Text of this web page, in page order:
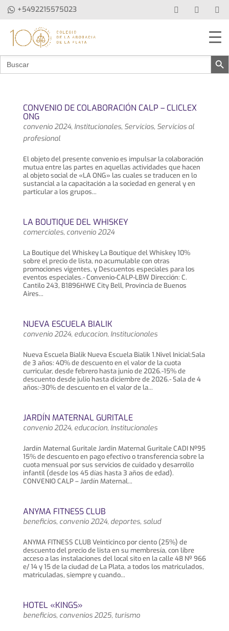
+5492215575023
Buscar: Botón de
CONVENIO DE COLABORACIÓN CALP – CLICLEX
ONG
convenio 2024, Institucionales, Servicios, Servicios al
profesional
El objeto del presente convenio es impulsar la colaboración
mutua entre las partes en aquellas actividades que hacen
al objeto social de «LA ONG» las cuales se traducen en lo
sustancial a la capacitación a la sociedad en general y en
particular a los grupos...
LA BOUTIQUE DEL WHISKEY
comerciales, convenio 2024
La Boutique del Whiskey La Boutique del Whiskey 10%
sobre el precio de lista, no acumulable con otras
promociones vigentes, y Descuentos especiales para los
eventos especiales.- Convenio-CALP-LBW Dirección: C.
Cantilo 243, B1896HWE City Bell, Provincia de Buenos
Aires...
NUEVA ESCUELA BIALIK
convenio 2024, educacion, Institucionales
Nueva Escuela Bialik Nueva Escuela Bialik 1.Nivel Inicial:Sala
de 3 años: 40% de descuento en el valor de la cuota
curricular, desde febrero hasta junio de 2026.-15% de
descuento desde julio hasta diciembre de 2026.- Sala de 4
años:-30% de descuento en el valor de la...
JARDÍN MATERNAL GURITALE
convenio 2024, educacion, Institucionales
Jardín Maternal Guritale Jardin Maternal Guritale CADI Nº95
15% de descuento en pago efectivo o transferencia sobre la
cuota mensual por sus servicios de cuidado y desarrollo
infantil (desde los 45 días hasta 3 años de edad).
CONVENIO CALP – Jardín Maternal...
ANYMA FITNESS CLUB
beneficios, convenio 2024, deportes, salud
ANYMA FITNESS CLUB Veinticinco por ciento (25%) de
descuento del precio de lista en su membresía, con libre
acceso a las instalaciones del local sito en la calle 48 Nº 966
e/ 14 y 15 de la ciudad de La Plata, a todos los matriculados,
matriculadas, siempre y cuando...
HOTEL «KINGS»
beneficios, convenios 2025, turismo